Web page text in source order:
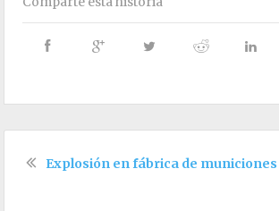
Explosión en fábrica de municiones